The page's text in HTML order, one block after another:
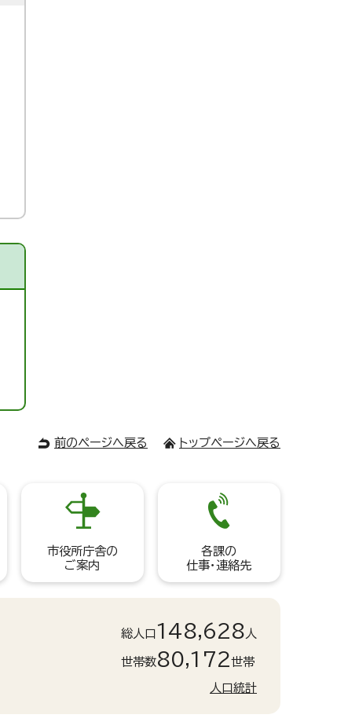
前のページへ戻る トップページへ戻る
市役所庁舎の
ご案内
各課の
仕事・連絡先
総人口 148,628 人
世帯数80,172世帯
人口統計